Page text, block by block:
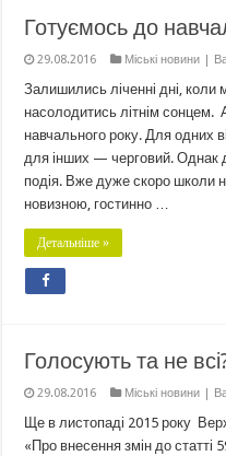
Готуємось до
29.08.2016 Міські новини |
Залишились ліченні дні,
насолодитись літнім сонцем.
навчального року. Для одних
для інших — черговий. Однак
подія. Вже дуже скоро школи
новизною, гостинно …
Детальніше »
Голосують та не
29.08.2016 Міські новини |
Ще в листопаді 2015 року
«Про внесення змін до статті